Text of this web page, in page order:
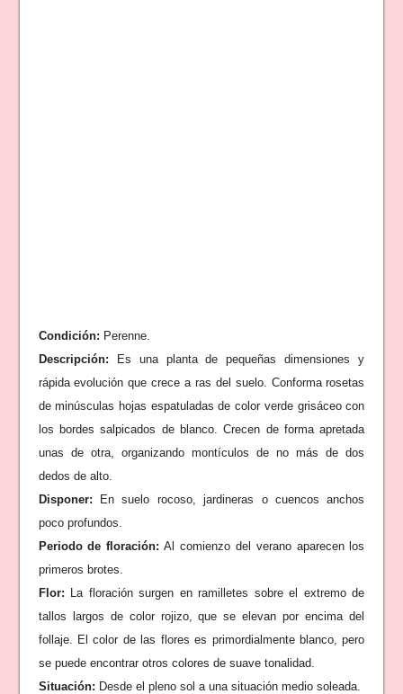
Condición: Perenne.
Descripción: Es una planta de pequeñas dimensiones y
rápida evolución que crece a ras del suelo. Conforma rosetas
de minúsculas hojas espatuladas de color verde grisáceo con
los bordes salpicados de blanco. Crecen de forma apretada
unas de otra, organizando montículos de no más de dos
dedos de alto.
Disponer: En suelo rocoso, jardineras o cuencos anchos
poco profundos.
Periodo de floración: Al comienzo del verano aparecen los
primeros brotes.
Flor: La floración surgen en ramilletes sobre el extremo de
tallos largos de color rojizo, que se elevan por encima del
follaje. El color de las flores es primordialmente blanco, pero
se puede encontrar otros colores de suave tonalidad.
Situación: Desde el pleno sol a una situación medio soleada.